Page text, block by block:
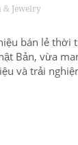
& Jewelry
bán lẻ thời
Bản, vừa
và trải
Hè 2026 với